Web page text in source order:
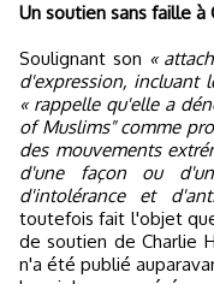
Un soutien sans faille à
Soulignant son «
d'expression, incluant
« rappelle qu'elle a
of Muslims" comme
des mouvements
d'une façon ou
d'intolérance et
toutefois fait l'objet
de soutien de Charlie
n'a été publié